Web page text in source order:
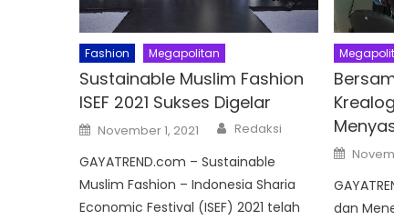
Fashion Megapolitan
Sustainable Muslim Fashion
ISEF 2021 Sukses Digelar
Posted
on
November 1, 2021 Author
Redaksi
GAYATREND.com – Sustainable
Muslim Fashion – Indonesia Sharia
Economic Festival (ISEF) 2021 telah
Posted
on
dan